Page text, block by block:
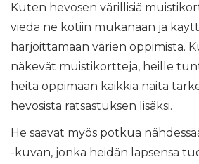
Kuten hevosen värillisiä
viedä ne kotiin mukanaan ja
harjoittamaan värien oppimista.
näkevät muistikortteja, heille
heitä oppimaan kaikkia näitä
hevosista ratsastuksen lisäksi.
He saavat myös potkua
-kuvan, jonka heidän lapsensa